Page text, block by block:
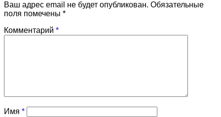
Ваш адрес email не будет опубликован. Обязательные
поля помечены *
Комментарий *
Имя *